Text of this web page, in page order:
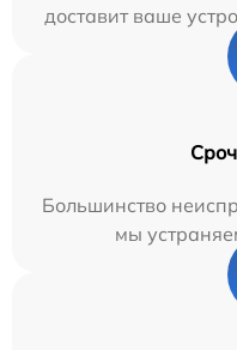
доставит ваше
Большинство
мы